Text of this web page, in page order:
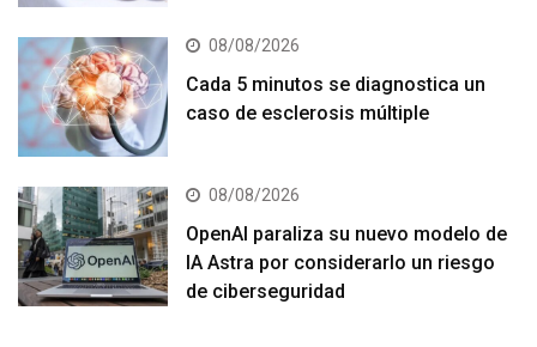
08/08/2026
Cada 5 minutos se diagnostica un
caso de esclerosis múltiple
08/08/2026
OpenAI paraliza su nuevo modelo de
IA Astra por considerarlo un riesgo
de ciberseguridad